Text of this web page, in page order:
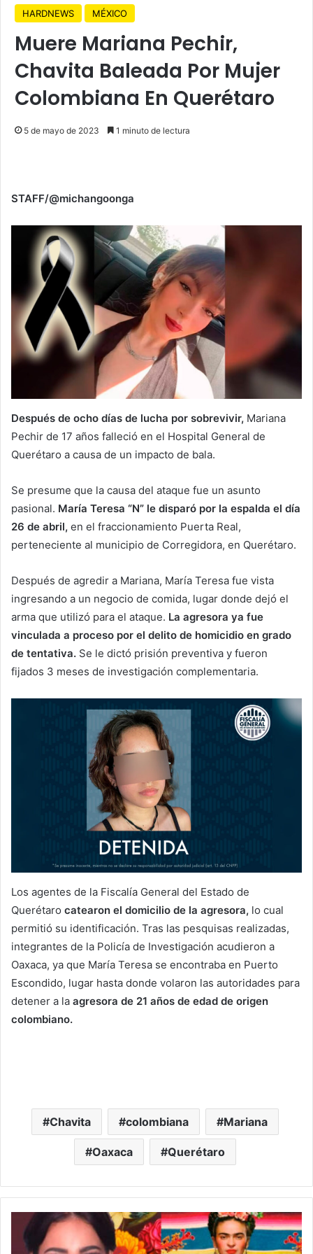
HARDNEWS MÉXICO
Muere Mariana Pechir,
Chavita Baleada Por Mujer
Colombiana En Querétaro
5 de mayo de 2023 1 minuto de lectura
STAFF/@michangoonga
Después de ocho días de lucha por sobrevivir, Mariana
Pechir de 17 años falleció en el Hospital General de
Querétaro a causa de un impacto de bala.
Se presume que la causa del ataque fue un asunto
pasional. María Teresa “N” le disparó por la espalda el día
26 de abril, en el fraccionamiento Puerta Real,
perteneciente al municipio de Corregidora, en Querétaro.
Después de agredir a Mariana, María Teresa fue vista
ingresando a un negocio de comida, lugar donde dejó el
arma que utilizó para el ataque. La agresora ya fue
vinculada a proceso por el delito de homicidio en grado
de tentativa. Se le dictó prisión preventiva y fueron
fijados 3 meses de investigación complementaria.
Los agentes de la Fiscalía General del Estado de
Querétaro catearon el domicilio de la agresora, lo cual
permitió su identificación. Tras las pesquisas realizadas,
integrantes de la Policía de Investigación acudieron a
Oaxaca, ya que María Teresa se encontraba en Puerto
Escondido, lugar hasta donde volaron las autoridades para
detener a la agresora de 21 años de edad de origen
colombiano.
Chavita colombiana Mariana
Oaxaca Querétaro
Danna
Paola
podría